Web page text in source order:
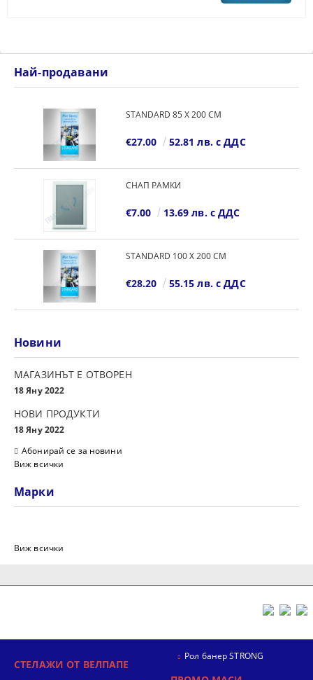
Най-продавани
STANDARD 85 Х 200 СМ
€27.00 52.81 лв. с ДДС
СНАП РАМКИ
€7.00 13.69 лв. с ДДС
STANDARD 100 Х 200 СМ
€28.20 55.15 лв. с ДДС
Новини
МАГАЗИНЪТ Е ОТВОРЕН
18 Яну 2022
НОВИ ПРОДУКТИ
18 Яну 2022
Абонирай се за новини
Виж всички
Марки
Виж всички
СТЕЛАЖИ ОТ ВЕЛПАПЕ
Рол банер STRONG